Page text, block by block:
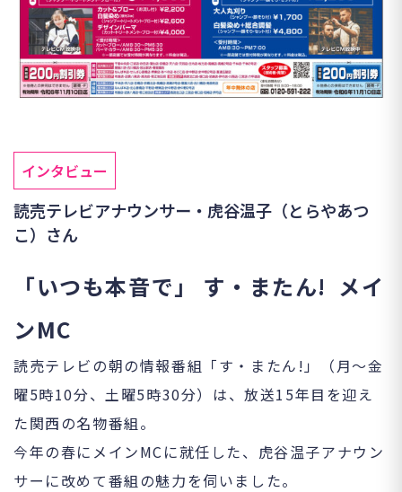
インタビュー
読売テレビアナウンサー・虎谷温子（とらやあつ
こ）さん
「いつも本音で」 す・またん! メイ
ンMC
読売テレビの朝の情報番組「す・またん !」（月～金
曜5時10分、土曜5時30分）は、放送15年目を迎え
た関西の名物番組。
今年の春にメインMCに就任した、虎谷温子アナウン
サーに改めて番組の魅力を伺いました。